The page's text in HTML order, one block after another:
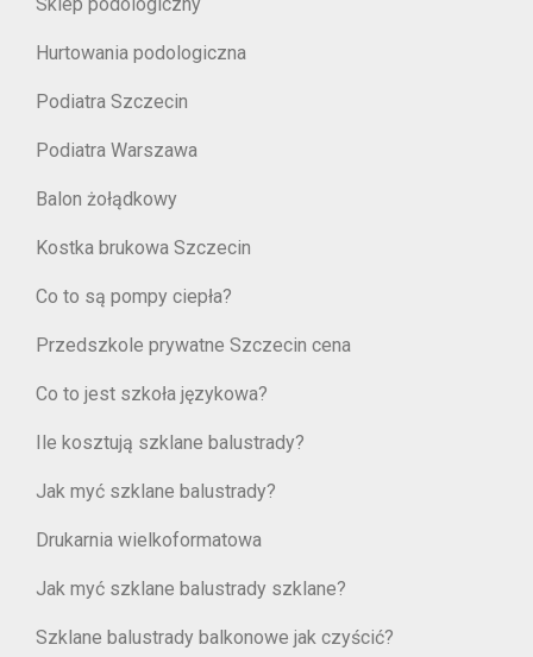
Hurtowania podologiczna
Podiatra Szczecin
Podiatra Warszawa
Balon żołądkowy
Kostka brukowa Szczecin
Co to są pompy ciepła?
Przedszkole prywatne Szczecin cena
Co to jest szkoła językowa?
Ile kosztują szklane balustrady?
Jak myć szklane balustrady?
Drukarnia wielkoformatowa
Jak myć szklane balustrady szklane?
Szklane balustrady balkonowe jak czyścić?